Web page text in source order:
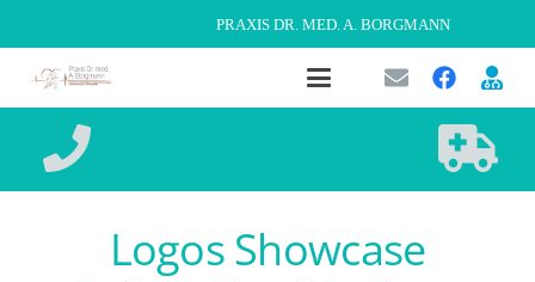
PRAXIS DR. MED. A. BORGMANN
Logos Showcase